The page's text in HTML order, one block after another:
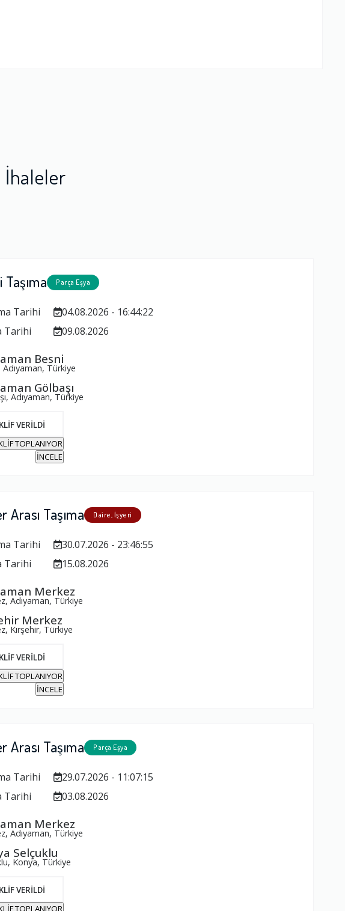
İhaleler
Parça Eşya
Tarihi
04.08.2026 - 16:44:22
Tarihi
09.08.2026
Besni
Adıyaman, Türkiye
Gölbaşı
Adıyaman, Türkiye
VERİLDİ
TOPLANIYOR
İNCELE
Arası Taşıma Daire, İşyeri
Tarihi
30.07.2026 - 23:46:55
Tarihi
15.08.2026
Merkez
Adıyaman, Türkiye
Merkez
Kırşehir, Türkiye
VERİLDİ
TOPLANIYOR
İNCELE
Arası Taşıma Parça Eşya
Tarihi
29.07.2026 - 11:07:15
Tarihi
03.08.2026
Merkez
Adıyaman, Türkiye
Selçuklu
Konya, Türkiye
VERİLDİ
TOPLANIYOR